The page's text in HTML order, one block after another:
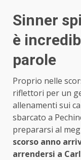
Sinner
è
parole
Proprio nelle
riflettori per un
allenamenti sui
sbarcato a
prepararsi al
scorso anno
arrendersi a